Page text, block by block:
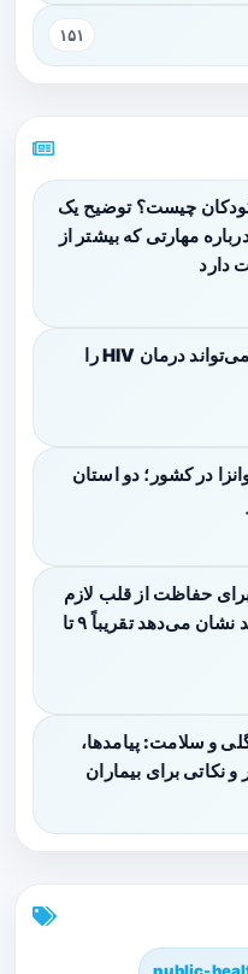
۱۵۱
چیست؟ توضیح یک
مهارتی که بیشتر از
دارد
قرص آزمایشی که می‌تواند درمان HIV را
در کشور؛ دو استان
حفاظت از قلب لازم
است؟ بررسی جدید نشان می‌دهد تقریباً ۹ تا
و سلامت: پیامدها،
نکاتی برای بیماران